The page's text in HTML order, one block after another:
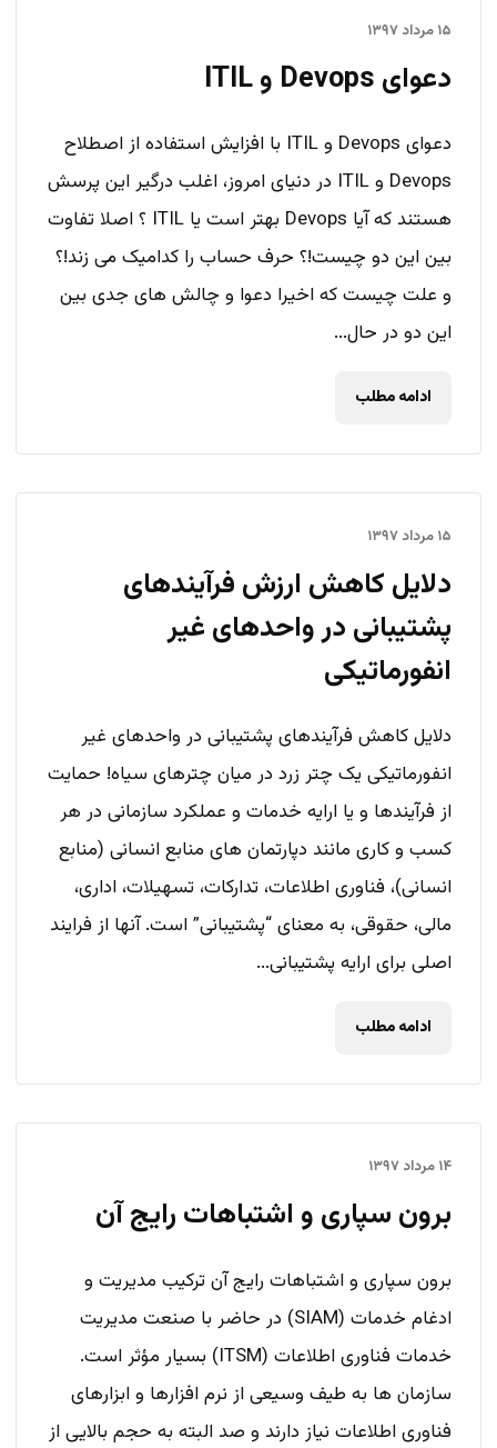
۱۵ مرداد ۱۳۹۷
دعوای Devops و ITIL
دعوای Devops و ITIL با افزایش استفاده از اصطلاح
Devops و ITIL در دنیای امروز، اغلب درگیر این پرسش
هستند که آیا Devops بهتر است یا ITIL ؟ اصلا تفاوت
بین این دو چیست!؟ حرف حساب را کدامیک می زند!؟
و علت چیست که اخیرا دعوا و چالش های جدی بین
این دو در حال...
ادامه مطلب
۱۵ مرداد ۱۳۹۷
دلایل کاهش ارزش فرآیندهای
پشتیبانی در واحدهای غیر
انفورماتیکی
دلایل کاهش فرآیندهای پشتیبانی در واحدهای غیر
انفورماتیکی یک چتر زرد در میان چترهای سیاه! حمایت
از فرآیندها و یا ارایه خدمات و عملکرد سازمانی در هر
کسب و کاری مانند دپارتمان های منابع انسانی (منابع
انسانی)، فناوری اطلاعات، تدارکات، تسهیلات، اداری،
مالی، حقوقی، به معنای “پشتیبانی” است. آنها از فرایند
اصلی برای ارایه پشتیبانی...
ادامه مطلب
۱۴ مرداد ۱۳۹۷
برون سپاری و اشتباهات رایج آن
برون سپاری و اشتباهات رایج آن ترکیب مدیریت و
ادغام خدمات (SIAM) در حاضر با صنعت مدیریت
خدمات فناوری اطلاعات (ITSM) بسیار مؤثر است.
سازمان ها به طیف وسیعی از نرم افزارها و ابزارهای
فناوری اطلاعات نیاز دارند و صد البته به حجم بالایی از